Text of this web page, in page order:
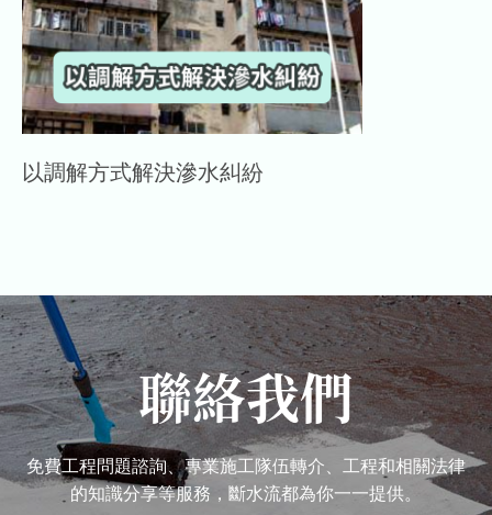
以調解方式解決滲水糾紛
聯絡我們
免費工程問題諮詢、專業施工隊伍轉介、工程和相關法律
的知識分享等服務，斷水流都為你一一提供。